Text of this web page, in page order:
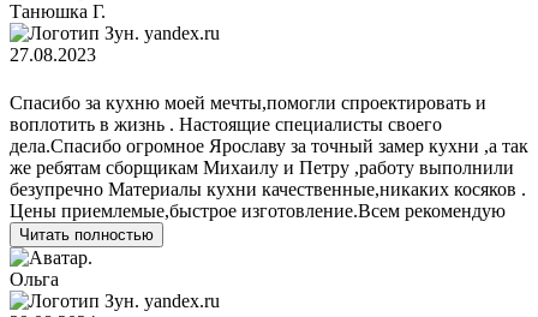
Танюшка Г.
yandex.ru
27.08.2023
Спасибо за кухню моей мечты,помогли спроектировать и
воплотить в жизнь . Настоящие специалисты своего
дела.Спасибо огромное Ярославу за точный замер кухни ,а так
же ребятам сборщикам Михаилу и Петру ,работу выполнили
безупречно Материалы кухни качественные,никаких косяков .
Цены приемлемые,быстрое изготовление.Всем рекомендую
Читать полностью
Ольга
yandex.ru